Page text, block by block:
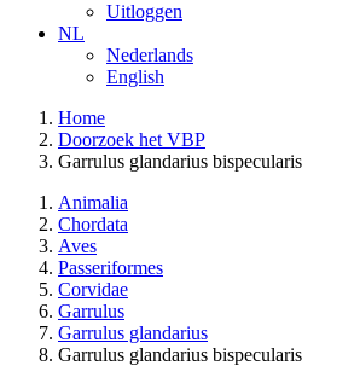
Uitloggen
NL
Nederlands
English
Home
Doorzoek het VBP
Garrulus glandarius bispecularis
Animalia
Chordata
Aves
Passeriformes
Corvidae
Garrulus
Garrulus glandarius
Garrulus glandarius bispecularis